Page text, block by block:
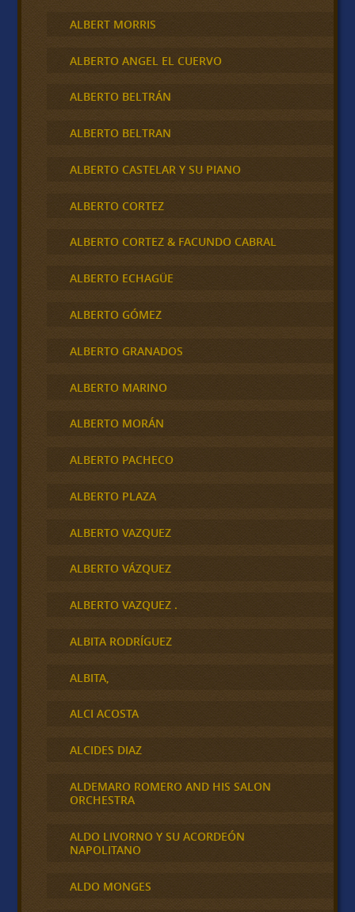
ALBERT MORRIS
ALBERTO ANGEL EL CUERVO
ALBERTO BELTRÁN
ALBERTO BELTRAN
ALBERTO CASTELAR Y SU PIANO
ALBERTO CORTEZ
ALBERTO CORTEZ & FACUNDO CABRAL
ALBERTO ECHAGÜE
ALBERTO GÓMEZ
ALBERTO GRANADOS
ALBERTO MARINO
ALBERTO MORÁN
ALBERTO PACHECO
ALBERTO PLAZA
ALBERTO VAZQUEZ
ALBERTO VÁZQUEZ
ALBERTO VAZQUEZ .
ALBITA RODRÍGUEZ
ALBITA,
ALCI ACOSTA
ALCIDES DIAZ
ALDEMARO ROMERO AND HIS SALON
ORCHESTRA
ALDO LIVORNO Y SU ACORDEÓN
NAPOLITANO
ALDO MONGES